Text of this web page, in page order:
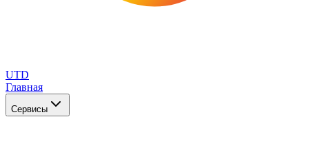
UTD
Главная
Сервисы